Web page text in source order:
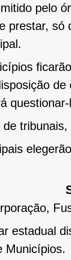
pelo
prestar,
estadual
Municípios.